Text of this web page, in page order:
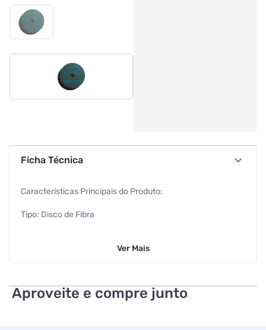
Ficha Técnica
Características Principais do Produto:
Tipo: Disco de Fibra
Marca: Norton
Ver Mais
Aproveite e compre junto